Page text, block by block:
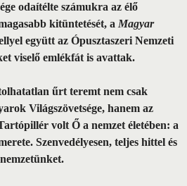
odaítélte számukra az élő
kitüntetését, a Magyar
együtt az Ópusztaszeri Nemzeti
viselő emlékfát is avattak.
űrt teremt nem csak
Világszövetsége, hanem az
volt Ő a nemzet életében: a
Szenvedélyesen, teljes hittel és